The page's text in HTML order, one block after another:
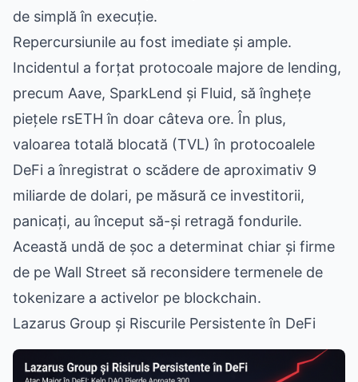
de simplă în execuție.
Repercursiunile au fost imediate și ample.
Incidentul a forțat protocoale majore de lending,
precum Aave, SparkLend și Fluid, să înghețe
piețele rsETH în doar câteva ore. În plus,
valoarea totală blocată (TVL) în protocoalele
DeFi a înregistrat o scădere de aproximativ 9
miliarde de dolari, pe măsură ce investitorii,
panicați, au început să-și retragă fondurile.
Această undă de șoc a determinat chiar și firme
de pe Wall Street să reconsidere termenele de
tokenizare a activelor pe blockchain.
Lazarus Group și Riscurile Persistente în DeFi